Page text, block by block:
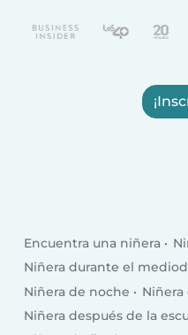
Encuentra una niñera
Niñera durante el
Niñera de noche
Niñera
Niñera después de la